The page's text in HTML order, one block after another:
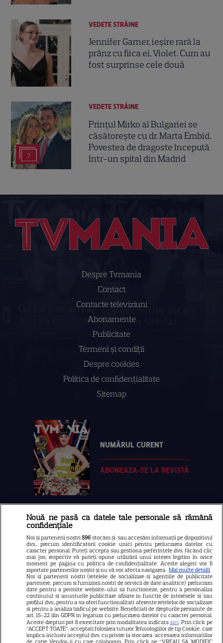
VEDETE STRĂINE
Jennifer Garner, ieșire rară la
prânz cu fiica ei, Violet. Cum au
fost surprinse cele două
7
VEDETE STRĂINE
Prințul Mirko al Bulgariei se
căsătorește cu dr. Marta Embid.
Povestea de dragoste începută
într-un spital din Madrid
Despre Tvmania
Contact
Contacte televiziuni
Abonamente
Publicitate
Termeni și condiții
Despre cookies
Politica de confidenţialitate
Sitemap
NUMĂRUL CURENT
ABONEAZA-TE LA REVISTĂ
Libertatea
Libertatea pentru femei
GSP
Știri mondene
Avantaje
Elle
Unica
Retete practice
Nouă ne pasă ca datele tale personale să rămână
confidențiale
Noi și partenerii noștri596 stocăm și/sau accesăm informații pe dispozitivul
dvs., precum identificatorii cookie unici pentru prelucrarea datelor cu
caracter personal. Puteți accepta sau gestiona preferințele dvs. făcând clic
mai jos, respectiv vă puteți opune utilizării unui interes legitim în orice
moment pe pagina cu politica de confidențialitate. Aceste alegeri vor fi
raportate partenerilor noștri și nu vă vor afecta navigarea. Mai multe detalii
Noi si partenerii nostri (retelele de socializare si agentiile de publicitate
partenere, precum si furnizorii nostri de servicii de date analitice) prelucram
date pentru a permite website-ului sa functioneze, pentru a personaliza
continutul si anunturile publicitare afisate in functie de interesele si/sau
profilul dvs., pentru a va oferi functionalitati aferente retelelor de socializare
si pentru a analiza traficul pe website. Beneficiati de drepturile prevazute de
art. 15-22 din GDPR in legatura cu prelucrarea datelor cu caracter personal.
Aceste drepturi pot fi exercitate prin modalitatea indicataaici. Prin click pe
“ACCEPT TOATE”, acceptati folosirea tuturor Tehnologiilor de tip Cookie, care
implica inclusiv acceptul dvs. cu privire la stocarea/accesarea informatiilor
de catre Vendor-ii cu care colaboram. Prin click pe “VREAU SA MODIFIC